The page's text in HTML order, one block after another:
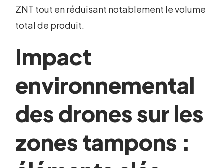
ZNT tout en réduisant notablement le volume
total de produit.
Impact
environnemental
des drones sur les
zones tampons :